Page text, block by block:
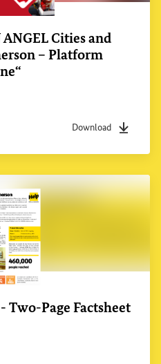
Citiesand
– Platform
Download
Dateityppdf
Two-Page Factsheet